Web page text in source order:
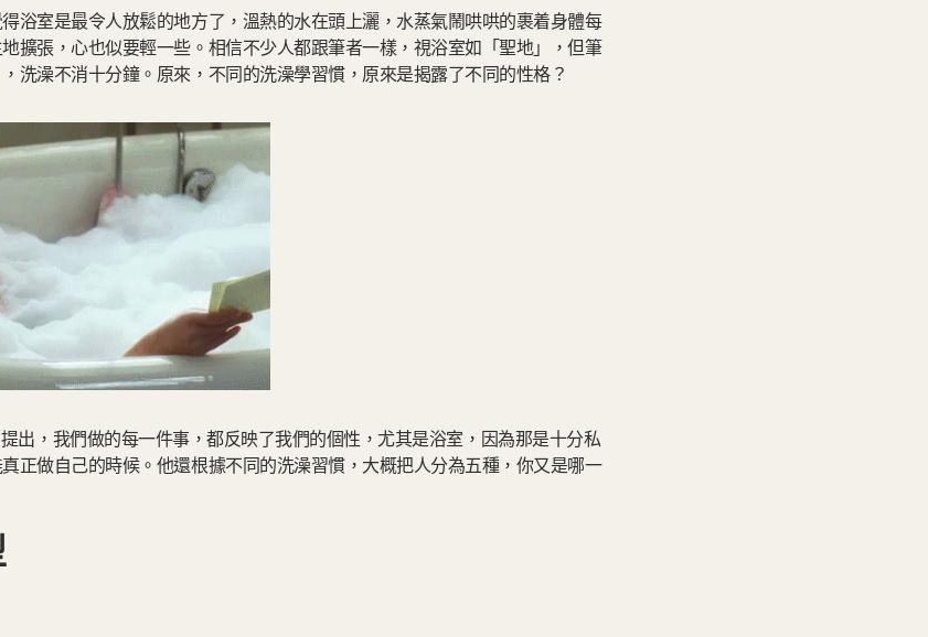
浴室是最令人放鬆的地方了，溫熱的水在頭上灑，水蒸氣鬧哄哄的裹着身體每
擴張，心也似要輕一些。相信不少人都跟筆者一樣，視浴室如「聖地」，但筆
洗澡不消十分鐘。原來，不同的洗澡學習慣，原來是揭露了不同的性格？
出，我們做的每一件事，都反映了我們的個性，尤其是浴室，因為那是十分私
正做自己的時候。他還根據不同的洗澡習慣，大概把人分為五種，你又是哪一